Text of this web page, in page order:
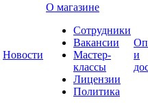
Новости
О магазине
Сотрудники
Вакансии
Мастер-
классы
Лицензии
Политика
и